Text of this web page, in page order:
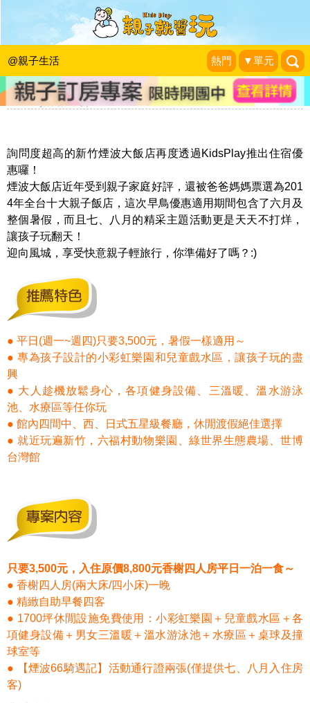
@親子生活 熱門 ▼單元
【十大親子飯店精選】新竹煙波大飯店
4人一泊一食平日只要3,500元，暑假不
加價(已結束)
KidsPlay活動企劃|2015-05-28
詢問度超高的新竹煙波大飯店再度透過KidsPlay推出住宿優
惠囉！
煙波大飯店近年受到親子家庭好評，還被爸爸媽媽票選為201
4年全台十大親子飯店，這次早鳥優惠適用期間包含了六月及
整個暑假，而且七、八月的精采主題活動更是天天不打烊，
讓孩子玩翻天！
迎向風城，享受快意親子輕旅行，你準備好了嗎？:)
● 平日(週一~週四)只要3,500元，暑假一樣適用～
● 專為孩子設計的小彩虹樂園和兒童戲水區，讓孩子玩的盡
興
● 大人趁機放鬆身心，各項健身設備、三溫暖、溫水游泳
池、水療區等任你玩
● 館內四間中、西、日式五星級餐廳，休閒渡假絕佳選擇
● 就近玩遍新竹，六福村動物樂園、綠世界生態農場、世博
台灣館
只要3,500元，入住原價8,800元香榭四人房平日一泊一食～
● 香榭四人房(兩大床/四小床)一晚
● 精緻自助早餐四客
● 1700坪休閒設施免費使用：小彩虹樂園＋兒童戲水區＋各
項健身設備＋男女三溫暖＋溫水游泳池＋水療區＋桌球及撞
球室等
●
【煙波66騎遇記】活動通行證兩張(僅提供七、八月入住房
客)